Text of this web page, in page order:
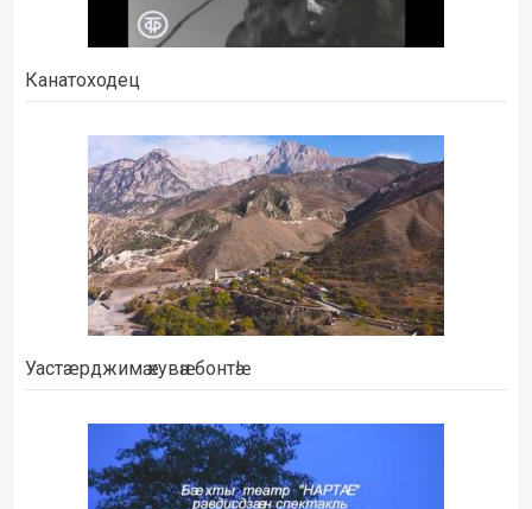
Канатоходец
Уастæрджимӕ кувӕн бонтӕ!